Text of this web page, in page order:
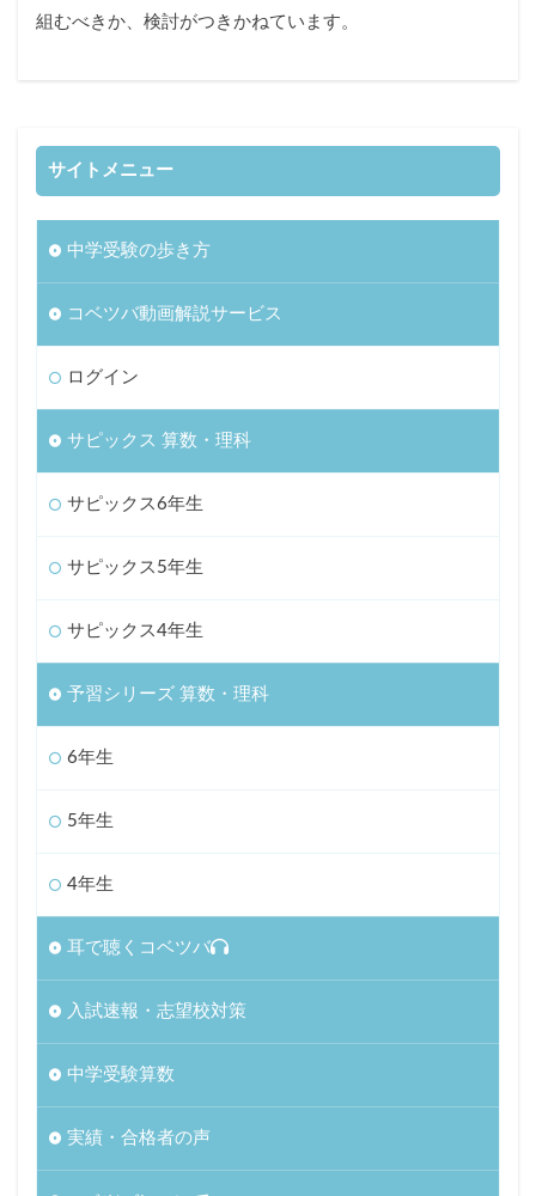
組むべきか、検討がつきかねています。
サイトメニュー
中学受験の歩き方
コベツバ動画解説サービス
ログイン
サピックス 算数・理科
サピックス6年生
サピックス5年生
サピックス4年生
予習シリーズ 算数・理科
6年生
5年生
4年生
耳で聴くコベツバ
入試速報・志望校対策
中学受験算数
実績・合格者の声